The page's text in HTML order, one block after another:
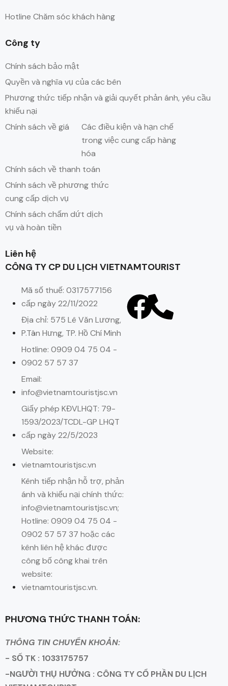
Hotline Chăm sóc khách hàng
Công ty
Chính sách bảo mật
Quyền và nghĩa vụ của các bên
Phương thức tiếp nhận và giải quyết phản ánh, yêu cầu
khiếu nại
Chính sách về giá
Các điều kiện và hạn chế
trong việc cung cấp hàng
hóa
Chính sách về thanh toán
Chính sách về phương thức
cung cấp dịch vụ
Chính sách chấm dứt dịch
vụ và hoàn tiền
Liên hệ
CÔNG TY CP DU LỊCH VIETNAMTOURIST
Mã số thuế: 0317577156
cấp ngày 22/11/2022
Địa chỉ: 575 Lê Văn Lương,
P.Tân Hưng, TP. Hồ Chí Minh
Hotline: 0909 04 75 04 -
0902 57 57 37
Email:
info@vietnamtouristjsc.vn
Giấy phép KĐVLHQT: 79-
1593/2023/TCDL-GP LHQT
cấp ngày 22/5/2023
Website:
vietnamtouristjsc.vn
Kênh tiếp nhận hỗ trợ, phản
ánh và khiếu nại chính thức:
info@vietnamtouristjsc.vn;
Hotline: 0909 04 75 04 -
0902 57 57 37 hoặc các
kênh liên hệ khác được
công bố công khai trên
website:
vietnamtouristjsc.vn.
PHƯƠNG THỨC THANH TOÁN:
THÔNG TIN CHUYỂN KHOẢN:
- SỐ TK : 1033175757
-NGƯỜI THỤ HƯỞNG : CÔNG TY CỔ PHẦN DU LỊCH